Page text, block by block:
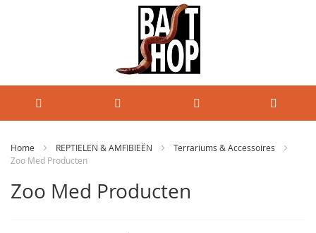
Home REPTIELEN & AMFIBIEËN
Terrariums & Accessoires
Zoo Med Producten
Zoo Med Producten